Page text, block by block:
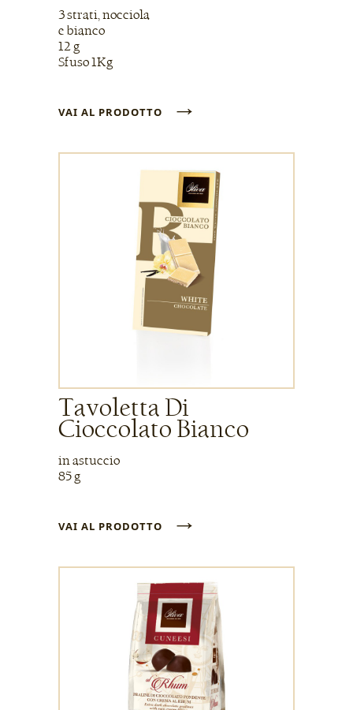
3 strati, nocciola
e bianco
12 g
Sfuso 1Kg
VAI AL PRODOTTO →
Tavoletta Di
Cioccolato Bianco
in astuccio
85 g
VAI AL PRODOTTO →